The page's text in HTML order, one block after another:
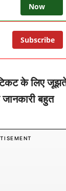
Now
Subscribe
के लिए
बहुत